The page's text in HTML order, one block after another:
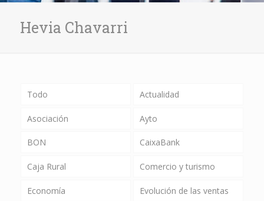
Hevia Chavarri
Todo Actualidad
Asociación Ayto
BON CaixaBank
Caja Rural Comercio y turismo
Economía Evolución de las ventas